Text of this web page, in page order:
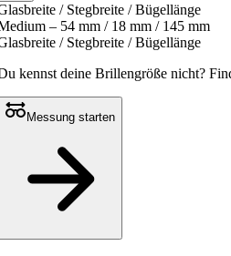
/ Stegbreite / Bügellänge
– 54 mm / 18 mm / 145 mm
/ Stegbreite / Bügellänge
kennst deine Brillengröße nicht?
Messung starten